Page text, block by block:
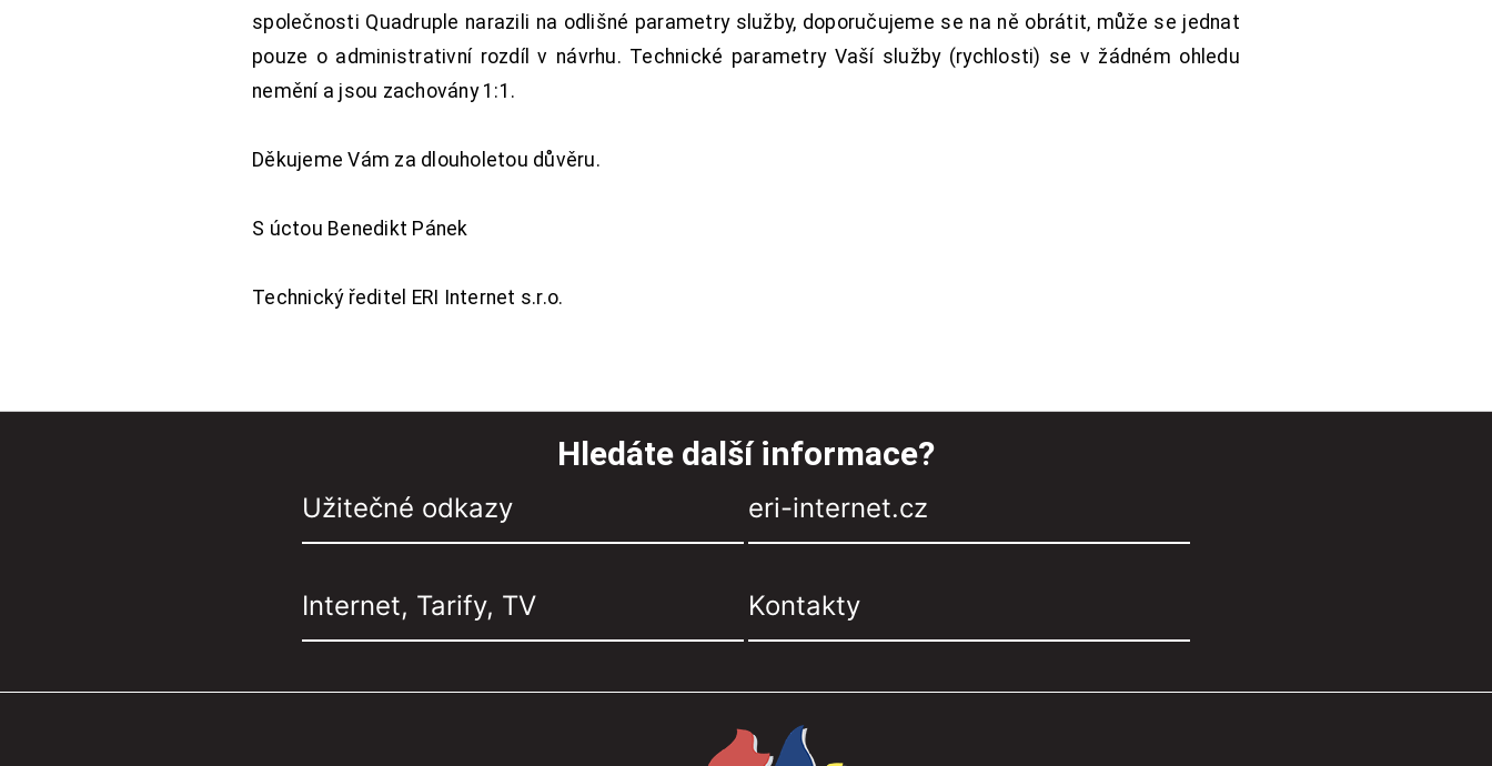
společnosti Quadruple narazili na odlišné parametry služby, doporučujeme se na ně obrátit, může se jednat
pouze o administrativní rozdíl v návrhu. Technické parametry Vaší služby (rychlosti) se v žádném ohledu
nemění a jsou zachovány 1:1.
Děkujeme Vám za dlouholetou důvěru.
S úctou Benedikt Pánek
Technický ředitel ERI Internet s.r.o.
Hledáte další informace?
Užitečné odkazy eri-internet.cz
Internet, Tarify, TV Kontakty